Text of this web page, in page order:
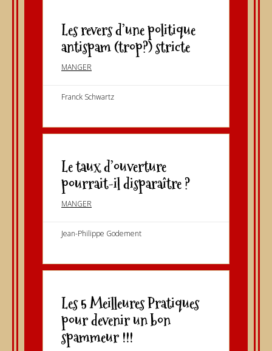
Les revers d’une politique
antispam (trop?) stricte
MANGER
Franck Schwartz
Le taux d’ouverture
pourrait-il disparaître ?
MANGER
Jean-Philippe Godement
Les 5 Meilleures Pratiques
pour devenir un bon
spammeur !!!